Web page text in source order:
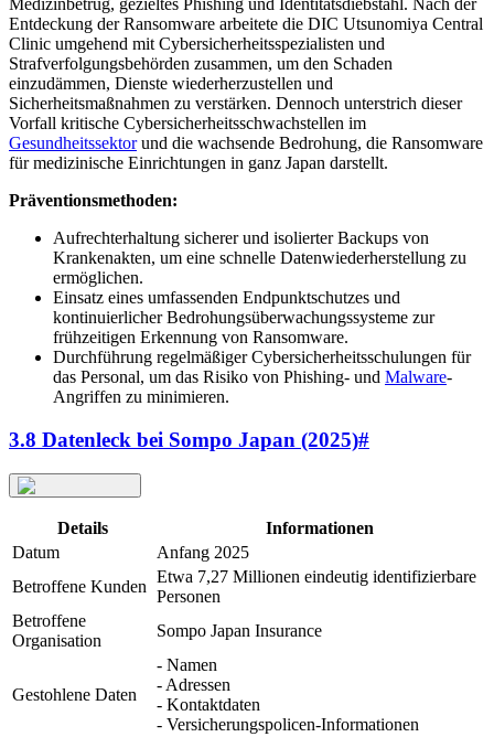
Medizinbetrug, gezieltes Phishing und Identitätsdiebstahl. Nach der
Entdeckung der Ransomware arbeitete die DIC Utsunomiya Central
Clinic umgehend mit Cybersicherheitsspezialisten und
Strafverfolgungsbehörden zusammen, um den Schaden
einzudämmen, Dienste wiederherzustellen und
Sicherheitsmaßnahmen zu verstärken. Dennoch unterstrich dieser
Vorfall kritische Cybersicherheitsschwachstellen im
Gesundheitssektorund die wachsende Bedrohung, die Ransomware
für medizinische Einrichtungen in ganz Japan darstellt.
Präventionsmethoden:
Aufrechterhaltung sicherer und isolierter Backups von
Krankenakten, um eine schnelle Datenwiederherstellung zu
ermöglichen.
Einsatz eines umfassenden Endpunktschutzes und
kontinuierlicher Bedrohungsüberwachungssysteme zur
frühzeitigen Erkennung von Ransomware.
Durchführung regelmäßiger Cybersicherheitsschulungen für
das Personal, um das Risiko von Phishing- und Malware-
Angriffen zu minimieren.
3.8 Datenleck bei Sompo Japan (2025)#
Details
Informationen
Datum
Anfang 2025
Betroffene Kunden
Etwa 7,27 Millionen eindeutig identifizierbare
Personen
Betroffene
Organisation
Sompo Japan Insurance
Gestohlene Daten
- Namen
- Adressen
- Kontaktdaten
- Versicherungspolicen-Informationen